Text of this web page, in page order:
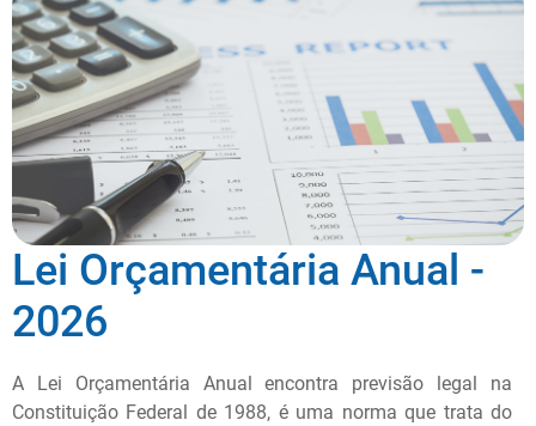
Lei Orçamentária Anual -
2026
A Lei Orçamentária Anual encontra previsão legal na
Constituição Federal de 1988, é uma norma que trata do